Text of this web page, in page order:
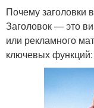
Почему заголовки
Заголовок — это
или рекламного
ключевых функций: